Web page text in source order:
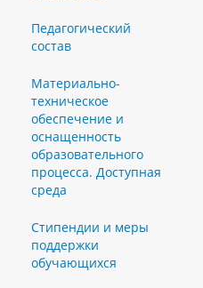
Педагогический
состав
Материально-
техническое
обеспечение и
оснащенность
образовательного
процесса. Доступная
среда
Стипендии и меры
поддержки
обучающихся